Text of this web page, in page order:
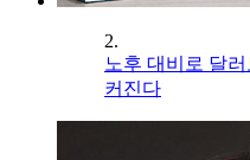
2.
노후 대비로 달
커진다